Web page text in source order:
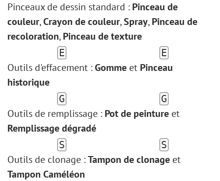
Pinceaux de dessin standard : Pinceau de
couleur,Crayon de couleur,Spray,Pinceau de
recoloration,Pinceau de texture
E E
Outils d'effacement :Gomme et Pinceau
historique
G G
Outils de remplissage : Pot de peinture et
Remplissage dégradé
S S
Outils de clonage :Tampon de clonage et
Tampon Caméléon